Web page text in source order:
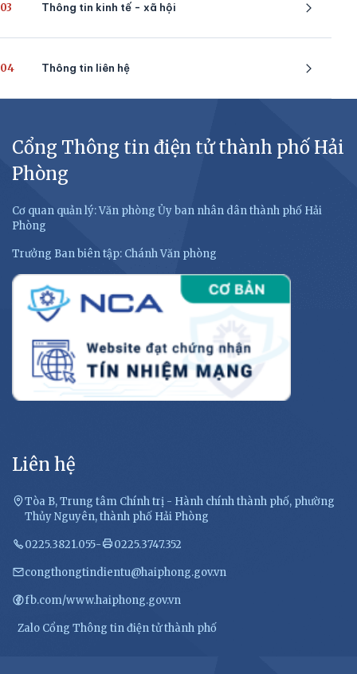
03 Thông tin kinh tế - xã hội
04 Thông tin liên hệ
Cổng Thông tin điện tử thành phố Hải
Phòng
Cơ quan quản lý: Văn phòng Ủy ban nhân dân thành phố Hải
Phòng
Trưởng Ban biên tập: Chánh Văn phòng
Liên hệ
Tòa B, Trung tâm Chính trị - Hành chính thành phố, phường
Thủy Nguyên, thành phố Hải Phòng
0225.3821.055- 0225.3747.352
congthongtindientu@haiphong.gov.vn
fb.com/www.haiphong.gov.vn
Zalo Cổng Thông tin điện tử thành phố